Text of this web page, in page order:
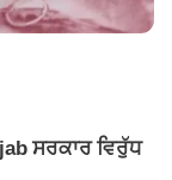
ਸਰਕਾਰ ਵਿਰੁੱਧ